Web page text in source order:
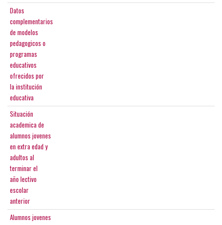
Datos
complementarios
de modelos
pedagogicos o
programas
educativos
ofrecidos por
la institución
educativa
Situación
academica de
alumnos jovenes
en extra edad y
adultos al
terminar el
año lectivo
escolar
anterior
Alumnos jovenes